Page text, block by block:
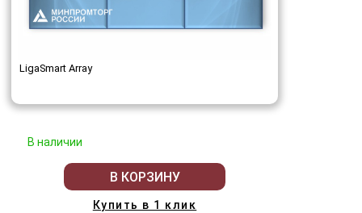
LigaSmart Array
В наличии
В КОРЗИНУ
Купить в 1 клик